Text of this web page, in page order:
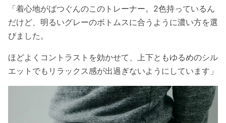
「着心地がばつぐんのこのトレーナー。2色持っているん
だけど、明るいグレーのボトムスに合うように濃い方を選
びました。
ほどよくコントラストを効かせて、上下ともゆるめのシル
エットでもリラックス感が出過ぎないようにしています」